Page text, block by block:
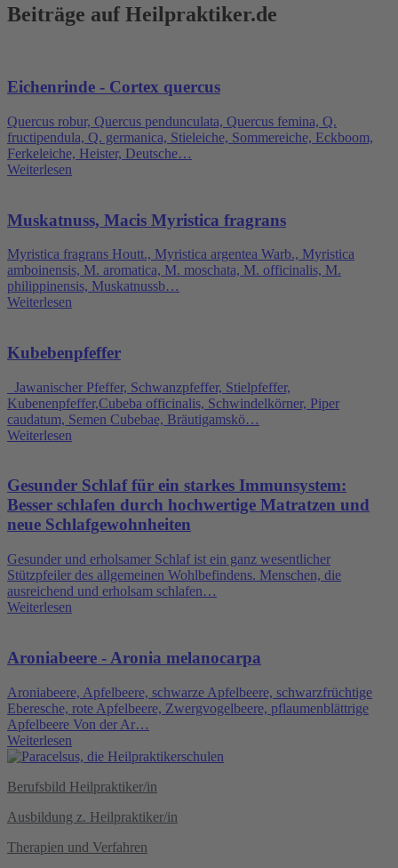
Beiträge auf Heilpraktiker.de
Eichenrinde - Cortex quercus
Quercus robur, Quercus pendunculata, Quercus femina, Q.
fructipendula, Q. germanica, Stieleiche, Sommereiche, Eckboom,
Ferkeleiche, Heister, Deutsche…
Weiterlesen
Muskatnuss, Macis Myristica fragrans
Myristica fragrans Houtt., Myristica argentea Warb., Myristica
amboinensis, M. aromatica, M. moschata, M. officinalis, M.
philippinensis, Muskatnussb…
Weiterlesen
Kubebenpfeffer
Jawanischer Pfeffer, Schwanzpfeffer, Stielpfeffer,
Kubenenpfeffer,Cubeba officinalis, Schwindelkörner, Piper
caudatum, Semen Cubebae, Bräutigamskö…
Weiterlesen
Gesunder Schlaf für ein starkes Immunsystem:
Besser schlafen durch hochwertige Matratzen und
neue Schlafgewohnheiten
Gesunder und erholsamer Schlaf ist ein ganz wesentlicher
Stützpfeiler des allgemeinen Wohlbefindens. Menschen, die
ausreichend und erholsam schlafen…
Weiterlesen
Aroniabeere - Aronia melanocarpa
Aroniabeere, Apfelbeere, schwarze Apfelbeere, schwarzfrüchtige
Eberesche, rote Apfelbeere, Zwergvogelbeere, pflaumenblättrige
Apfelbeere Von der Ar…
Weiterlesen
Berufsbild Heilpraktiker/in
Ausbildung z. Heilpraktiker/in
Therapien und Verfahren